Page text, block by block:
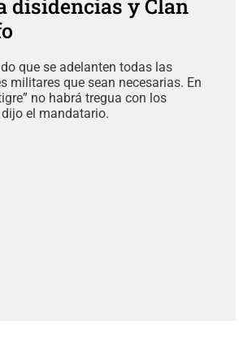
disidencias y Clan
que se adelanten todas las
militares que sean necesarias. En
no habrá tregua con los
dijo el mandatario.